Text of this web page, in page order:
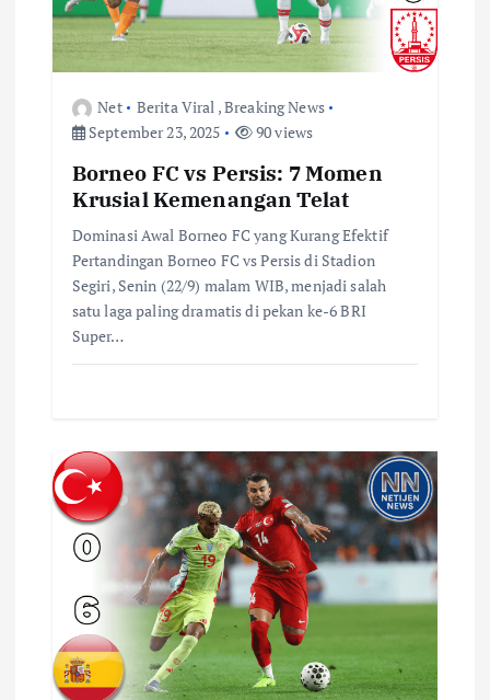
o
s
Net Berita Viral ,Breaking News
September 23, 2025
90 views
Borneo FC vs Persis: 7 Momen
Krusial Kemenangan Telat
Dominasi Awal Borneo FC yang Kurang Efektif
Pertandingan Borneo FC vs Persis di Stadion
Segiri, Senin (22/9) malam WIB, menjadi salah
satu laga paling dramatis di pekan ke-6 BRI
Super…